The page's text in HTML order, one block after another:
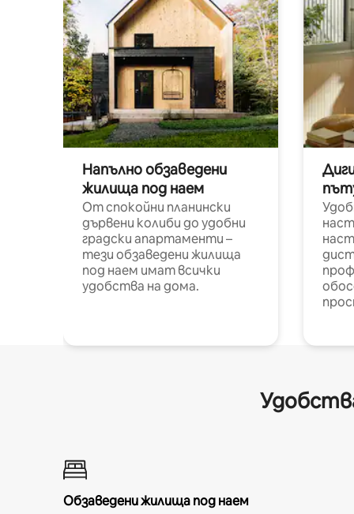
Напълно обзаведени
жилища под наем
От спокойни планински
дървени колиби до удобни
градски апартаменти –
тези обзаведени жилища
под наем имат всички
удобства на дома.
Обзаведени жилища под наем